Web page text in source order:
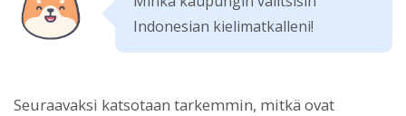
Indonesian kielimatkalleni!
Seuraavaksi katsotaan tarkemmin, mitkä ovat